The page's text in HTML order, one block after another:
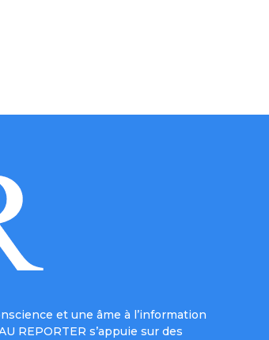
et une âme à l’information
REPORTER s’appuie sur des